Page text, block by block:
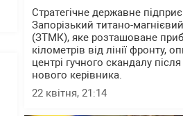
Стратегічне державне
Запорізький титано-
(ЗТМК), яке розташоване
кілометрів від лінії фронту,
центрі гучного скандалу
нового керівника.
22 квітня, 21:14